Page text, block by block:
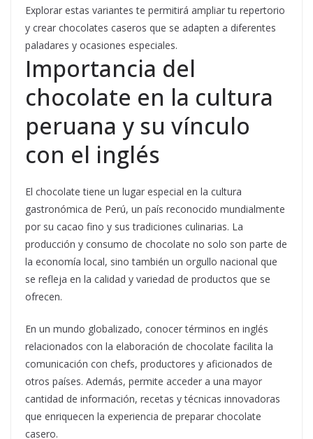
Explorar estas variantes te permitirá ampliar tu repertorio
y crear chocolates caseros que se adapten a diferentes
paladares y ocasiones especiales.
Importancia del
chocolate en la cultura
peruana y su vínculo
con el inglés
El chocolate tiene un lugar especial en la cultura
gastronómica de Perú, un país reconocido mundialmente
por su cacao fino y sus tradiciones culinarias. La
producción y consumo de chocolate no solo son parte de
la economía local, sino también un orgullo nacional que
se refleja en la calidad y variedad de productos que se
ofrecen.
En un mundo globalizado, conocer términos en inglés
relacionados con la elaboración de chocolate facilita la
comunicación con chefs, productores y aficionados de
otros países. Además, permite acceder a una mayor
cantidad de información, recetas y técnicas innovadoras
que enriquecen la experiencia de preparar chocolate
casero.